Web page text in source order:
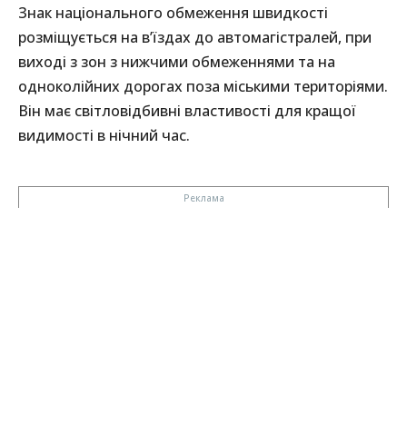
Знак національного обмеження швидкості
розміщується на в’їздах до автомагістралей, при
виході з зон з нижчими обмеженнями та на
одноколійних дорогах поза міськими територіями.
Він має світловідбивні властивості для кращої
видимості в нічний час.